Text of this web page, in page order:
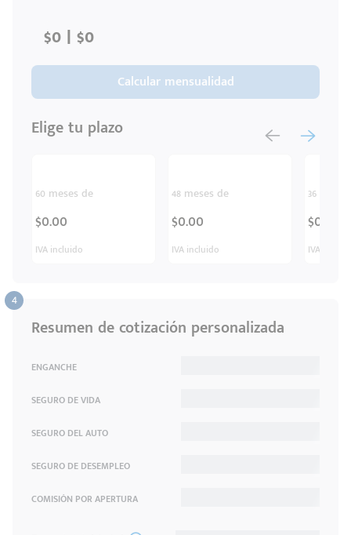
Calcular mensualidad
Elige tu plazo
60 meses de
$0.00
IVA incluido
48 meses de
$0.00
IVA incluido
36
$0.00
IVA
Resumen de cotización personalizada
ENGANCHE
SEGURO DE VIDA
SEGURO DEL AUTO
SEGURO DE DESEMPLEO
COMISIÓN POR APERTURA